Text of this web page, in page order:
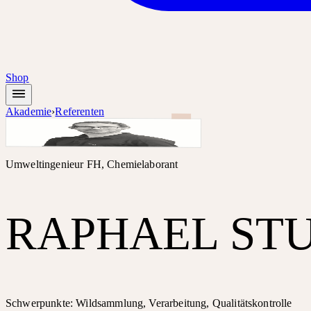
Shop
Akademie›Referenten
Umweltingenieur FH, Chemielaborant
RAPHAEL
Schwerpunkte: Wildsammlung, Verarbeitung, Qualitätskontrolle